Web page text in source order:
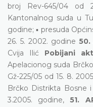
broj Rev-645/04 od
Kantonalnog suda u
godine; ▪ presuda
26. 5. 2002. godine 50.
Cvija Ilić Pobijani
Apelacionog suda
Gž-225/05 od 15. 8.
Brčko Distrikta Bosne
3.2005. godine,51.